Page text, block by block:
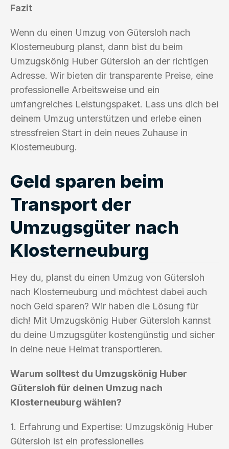
Fazit
Wenn du einen Umzug von Gütersloh nach
Klosterneuburg planst, dann bist du beim
Umzugskönig Huber Gütersloh an der richtigen
Adresse. Wir bieten dir transparente Preise, eine
professionelle Arbeitsweise und ein
umfangreiches Leistungspaket. Lass uns dich bei
deinem Umzug unterstützen und erlebe einen
stressfreien Start in dein neues Zuhause in
Klosterneuburg.
Geld sparen beim
Transport der
Umzugsgüter nach
Klosterneuburg
Hey du, planst du einen Umzug von Gütersloh
nach Klosterneuburg und möchtest dabei auch
noch Geld sparen? Wir haben die Lösung für
dich! Mit Umzugskönig Huber Gütersloh kannst
du deine Umzugsgüter kostengünstig und sicher
in deine neue Heimat transportieren.
Warum solltest du Umzugskönig Huber
Gütersloh für deinen Umzug nach
Klosterneuburg wählen?
1. Erfahrung und Expertise: Umzugskönig Huber
Gütersloh ist ein professionelles